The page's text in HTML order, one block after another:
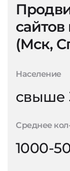
(Мск,
Население
свыше
Среднее
1000-